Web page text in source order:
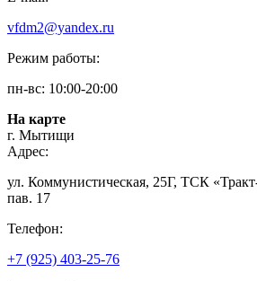
vfdm2@yandex.ru
Режим работы:
пн-вс: 10:00-20:00
На карте
г. Мытищи
Адрес:
ул. Коммунистическая, 25Г, ТСК
пав. 17
Телефон:
+7 (925) 403-25-76